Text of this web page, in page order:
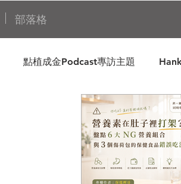
部落格
點植成金Podcast專訪主題